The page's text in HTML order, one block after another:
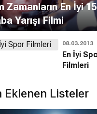
Zamanların En İyi 15
Yarışı Filmi
08.03.2013
En İyi
Filmleri
Eklenen Listeler